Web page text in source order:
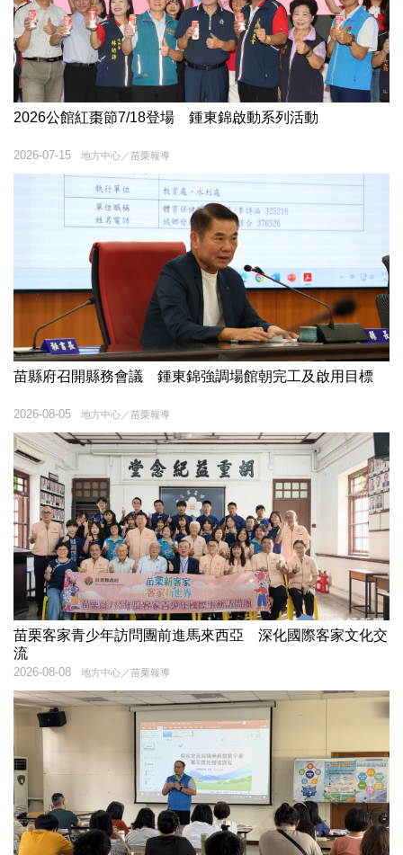
2026公館紅棗節7/18登場 鍾東錦啟動系列活動
地方中心／苗栗報導
2026-07-15
苗縣府召開縣務會議 鍾東錦強調場館朝完工及啟用目標
地方中心／苗栗報導
2026-08-05
苗栗客家青少年訪問團前進馬來西亞 深化國際客家文化交
流
地方中心／苗栗報導
2026-08-08